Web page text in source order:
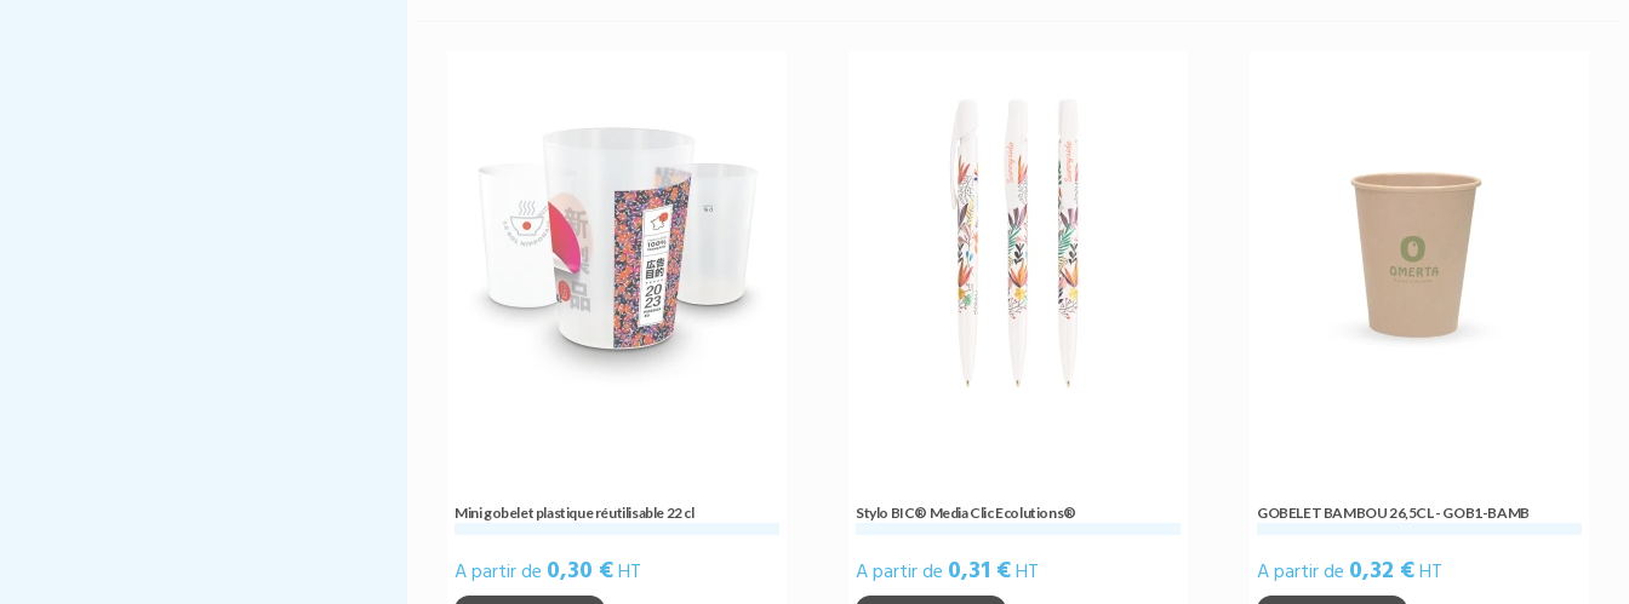
Mini gobelet plastique réutilisable 22 cl
A partir de 0,30 €HT
Stylo BIC® Media Clic Ecolutions®
A partir de 0,31 €HT
GOBELET BAMBOU 26,5CL - GOB1-BAMB
A partir de 0,32 €HT